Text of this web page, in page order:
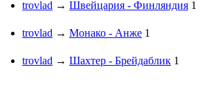
trovlad → Швейцария - Финляндия 1
trovlad → Монако - Анже 1
trovlad → Шахтер - Брейдаблик 1